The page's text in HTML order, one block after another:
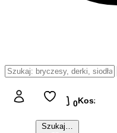
Koszyk 0Koszyk
Szukaj…